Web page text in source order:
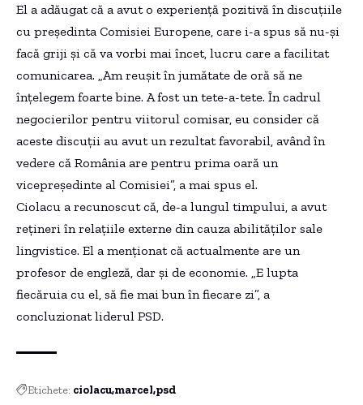
El a adăugat că a avut o experiență pozitivă în discuțiile
cu președinta Comisiei Europene, care i-a spus să nu-și
facă griji și că va vorbi mai încet, lucru care a facilitat
comunicarea. „Am reușit în jumătate de oră să ne
înțelegem foarte bine. A fost un tete-a-tete. În cadrul
negocierilor pentru viitorul comisar, eu consider că
aceste discuții au avut un rezultat favorabil, având în
vedere că România are pentru prima oară un
vicepreședinte al Comisiei”, a mai spus el.
Ciolacu a recunoscut că, de-a lungul timpului, a avut
rețineri în relațiile externe din cauza abilităților sale
lingvistice. El a menționat că actualmente are un
profesor de engleză, dar și de economie. „E lupta
fiecăruia cu el, să fie mai bun în fiecare zi”, a
concluzionat liderul PSD.
Etichete: ciolacu marcel psd